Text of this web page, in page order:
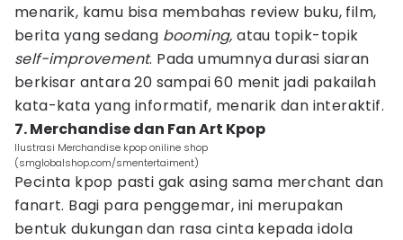
menarik, kamu bisa membahas review buku, film,
berita yang sedang booming, atau topik-topik
self-improvement. Pada umumnya durasi siaran
berkisar antara 20 sampai 60 menit jadi pakailah
kata-kata yang informatif, menarik dan interaktif.
7. Merchandise dan Fan Art Kpop
Ilustrasi Merchandise kpop oniline shop
(smglobalshop.com/smentertaiment)
Pecinta kpop pasti gak asing sama merchant dan
fanart. Bagi para penggemar, ini merupakan
bentuk dukungan dan rasa cinta kepada idola